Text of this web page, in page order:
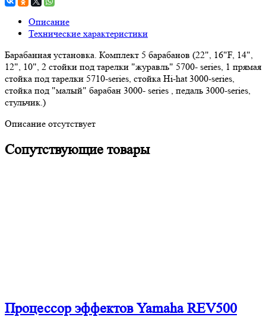
Описание
Технические характеристики
Барабанная установка. Комплект 5 барабанов (22", 16"F, 14",
12", 10", 2 стойки под тарелки "журавль" 5700- series, 1 прямая
стойка под тарелки 5710-series, стойка Hi-hat 3000-series,
стойка под "малый" барабан 3000- series , педаль 3000-series,
стульчик.)
Описание отсутствует
Сопутствующие товары
Процессор эффектов Yamaha REV500